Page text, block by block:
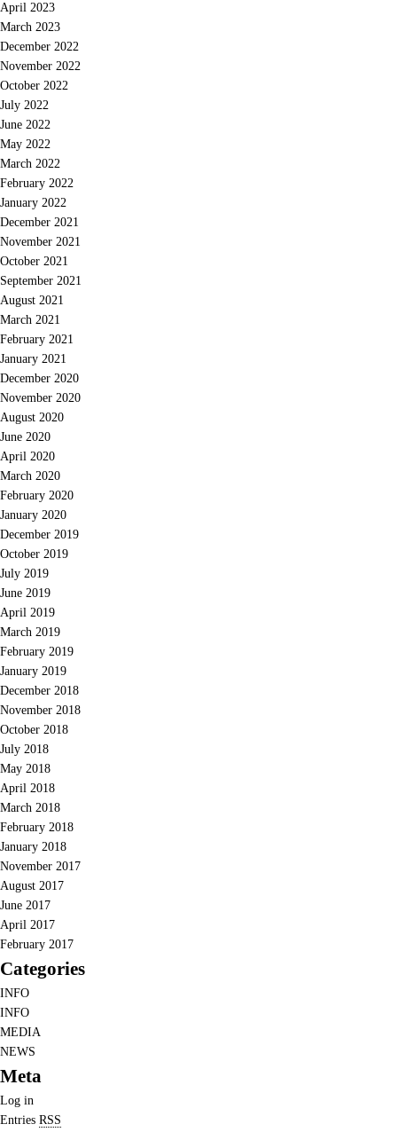
April 2023
March 2023
December 2022
November 2022
October 2022
July 2022
June 2022
May 2022
March 2022
February 2022
January 2022
December 2021
November 2021
October 2021
September 2021
August 2021
March 2021
February 2021
January 2021
December 2020
November 2020
August 2020
June 2020
April 2020
March 2020
February 2020
January 2020
December 2019
October 2019
July 2019
June 2019
April 2019
March 2019
February 2019
January 2019
December 2018
November 2018
October 2018
July 2018
May 2018
April 2018
March 2018
February 2018
January 2018
November 2017
August 2017
June 2017
April 2017
February 2017
Categories
INFO
INFO
MEDIA
NEWS
Meta
Log in
Entries RSS